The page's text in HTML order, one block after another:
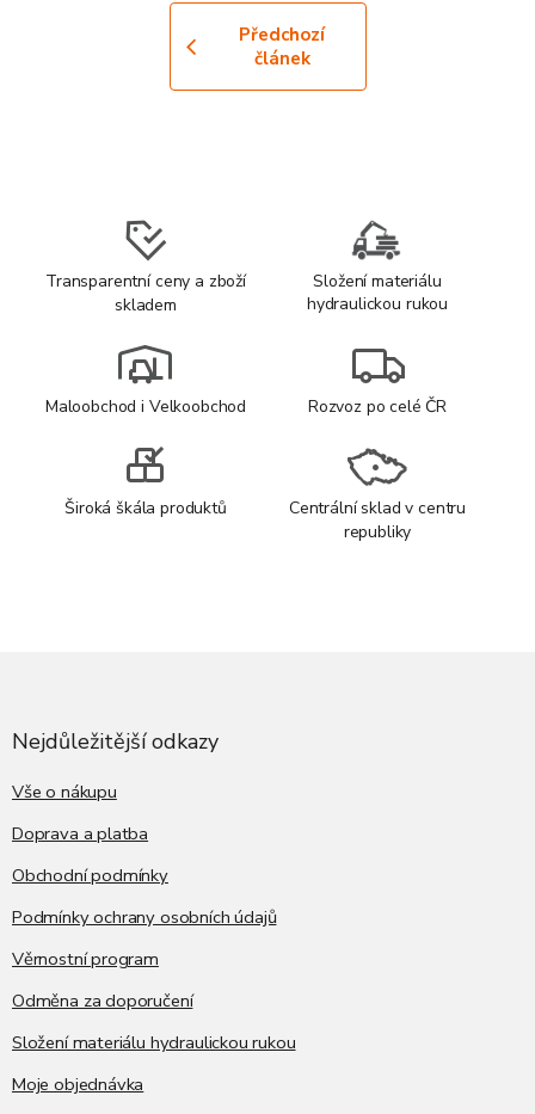
Předchozí
článek
Transparentní ceny a zboží
skladem
Složení materiálu
hydraulickou rukou
Maloobchod i Velkoobchod Rozvoz po celé ČR
Široká škála produktů
Centrální sklad v centru
republiky
Nejdůležitější odkazy
Vše o nákupu
Doprava a platba
Obchodní podmínky
Podmínky ochrany osobních údajů
Věrnostní program
Odměna za doporučení
Složení materiálu hydraulickou rukou
Moje objednávka